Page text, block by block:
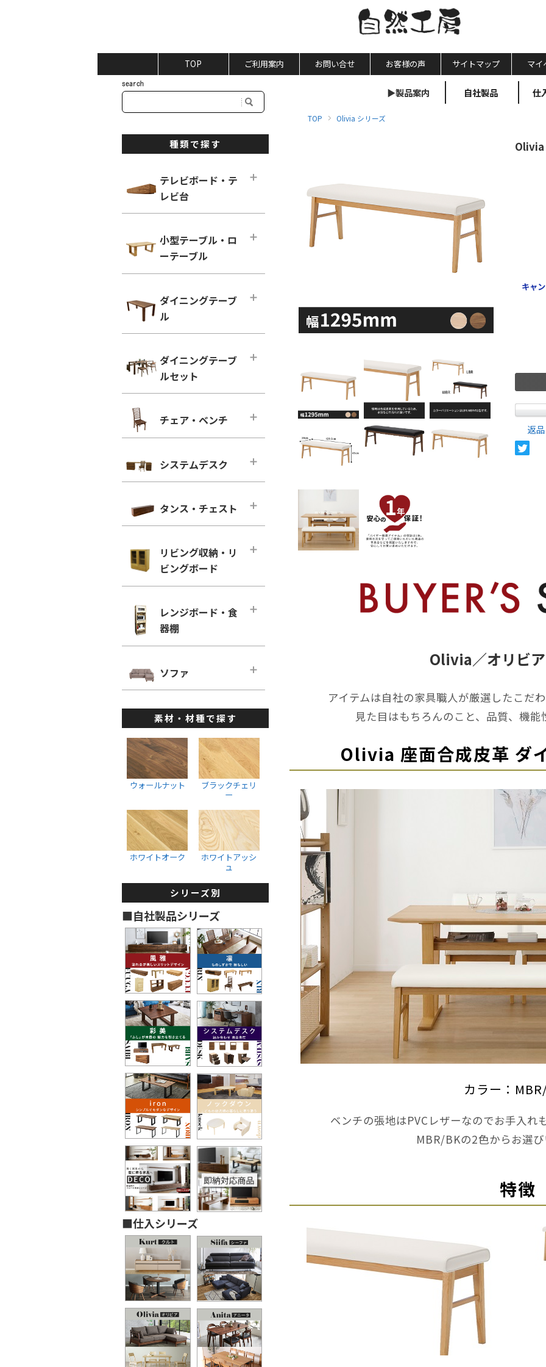
TOP ご利用案内 お問い合せ お客様の声 サイトマップ マイ
▶製品案内 自社製品 仕
TOP Olivia シリーズ
Olivia
キャ
返
Olivia／オリビ
アイテムは自社の家具職人が厳選したこだ
見た目はもちろんのこと、品質、機
Olivia 座面合成皮革 ダ
カラー：
ベンチの張地はPVCレザーなのでお手入
MBR/BKの2色からお選
特徴
種類で探す
テレビボード・テ
レビ台
ロータイプ テレビボード
ハイタイプ テレビボード
幅100cm未満
幅100cm～150cm未満
幅150cm～200cm未満
幅200cm～300cm未満
幅300cm以上
ウォールナット
ブラックチェリー
ホワイトオーク
小型テーブル・ロ
ーテーブル
幅100cm未満
幅100cm以上
引き出し付きタイプ
ウォールナット
ホワイトオーク
ホワイトアッシュ
ダイニングテーブ
ル
幅100cm～150cm未満
幅150cm～200cm未満
2人用
4人用
6人用
シンプルタイプ
ウォールナット
ホワイトオーク
ダイニングテーブ
ルセット
凛／RIN
ブラックチェリー
ホワイトオーク
ホワイトアッシュ
チェア・ベンチ
ダイニングチェア
ブラックチェリー
ホワイトオーク
ホワイトアッシュ
リビングチェア
デスクチェア・オフィスチェア
ベンチ
ウォールナット
ブラックチェリー
ホワイトアッシュ
スツール
システムデスク
■幅160cm
幅160cm－奥行き60cm
■幅180cm
幅180cm－奥行き46cm
幅180cm－奥行き60cm
■幅200cm
幅200cm－奥行き46cm
幅200cm－奥行き60cm
■幅220cm
幅220cm－奥行き46cm
幅220cmー奥行き60cm
■幅240cm
幅240cm－奥行き46cm
幅240cmー奥行き60cm
タンス・チェスト
ローチェスト
幅100cm未満
幅150cm～200cm未満
幅200cm以上
ブラックチェリー
ホワイトオーク
ホワイトアッシュ
幅100cm未満
幅100cm～150cm未満
幅150cm～200cm未満
幅200cm以上
ウォールナット
ブラックチェリー
ホワイトアッシュ
タンス・着物箪笥
リビング収納・リ
ビングボード
インページ
キャビネット・サイドボード
ウォールナット
ブラックチェリー
棚・ラック・シェルフ
ウォールナット
ブラックチェリー
ホワイトオーク
収納ボックス
レンジボード・食
器棚
ジ
レンジボード
ソファ
カウチソファ
1人掛けソファ
2人掛けソファ
3人掛けソファ
ブラックチェリー
ホワイトオーク
素材・材種で探す
ウォールナット
ブラックチェリ
ー
ホワイトオーク
ホワイトアッシ
ュ
シリーズ別
■自社製品シリーズ
■仕入シリーズ